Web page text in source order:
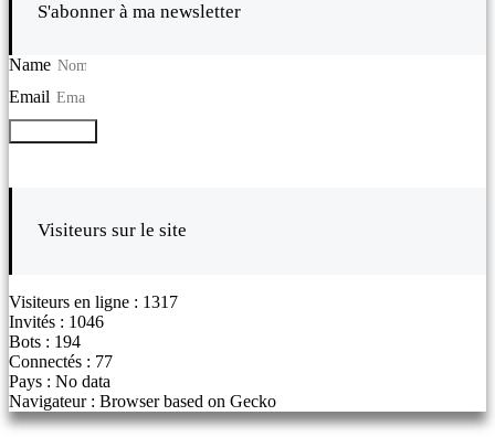
S'abonner à ma newsletter
Name
Email
Visiteurs sur le site
Visiteurs en ligne : 1317
Invités : 1046
Bots : 194
Connectés : 77
Pays : No data
Navigateur : Browser based on Gecko